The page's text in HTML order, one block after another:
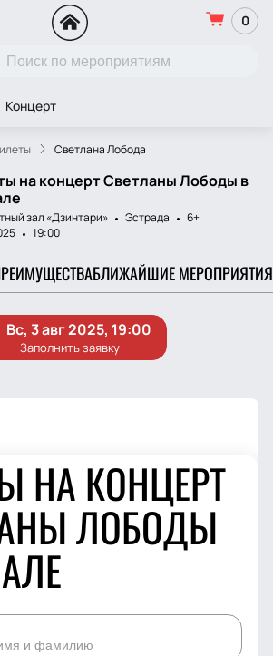
0
Концерт
Светлана Лобода
на концерт Светланы Лободы в
зал «Дзинтари» Эстрада
6+
19:00
БЛИЖАЙШИЕ МЕРОПРИЯТИЯ
НА КОНЦЕРТ
ЛОБОДЫ